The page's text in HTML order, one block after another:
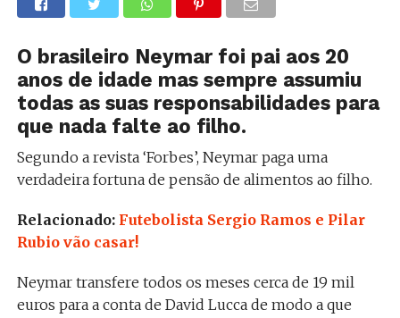
O brasileiro Neymar foi pai aos 20
anos de idade mas sempre assumiu
todas as suas responsabilidades para
que nada falte ao filho.
Segundo a revista ‘Forbes’, Neymar paga uma
verdadeira fortuna de pensão de alimentos ao filho.
Relacionado: Futebolista Sergio Ramos e Pilar
Rubio vão casar!
Neymar transfere todos os meses cerca de 19 mil
euros para a conta de David Lucca de modo a que